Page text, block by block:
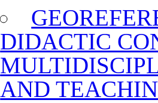
DIDACTIC
AND